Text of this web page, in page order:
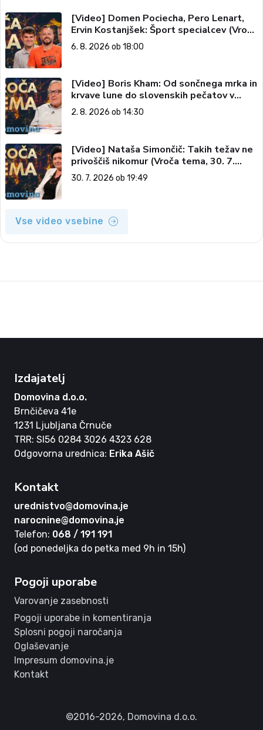
[Video] Domen Pociecha, Pero Lenart,
Ervin Kostanjšek: Šport specialcev (Vroča
tema, 6. 8. 2026)
6. 8. 2026 ob 18:00
[Video] Boris Kham: Od sončnega mrka in
krvave lune do slovenskih pečatov v
vesolju (Vroča tema, 2. 8. 2026)
2. 8. 2026 ob 14:30
[Video] Nataša Simončič: Takih težav ne
privoščiš nikomur (Vroča tema, 30. 7.
2026)
30. 7. 2026 ob 19:49
Vse video vsebine
Izdajatelj
Domovina d.o.o.
Brnčičeva 41e
1231 Ljubljana Črnuče
TRR: SI56 0284 3026 4323 628
Odgovorna urednica: Erika Ašič
Kontakt
urednistvo@domovina.je
narocnine@domovina.je
Telefon: 068 / 191 191
(od ponedeljka do petka med 9h in 15h)
Pogoji uporabe
Varovanje zasebnosti
Pogoji uporabe in komentiranja
Splosni pogoji naročanja
Oglaševanje
Impresum domovina.je
Kontakt
©2016-2026, Domovina d.o.o.